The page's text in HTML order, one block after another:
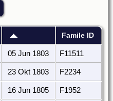
Famile ID
05 Jun 1803 F11511
23 Okt 1803 F2234
16 Jun 1805 F1952